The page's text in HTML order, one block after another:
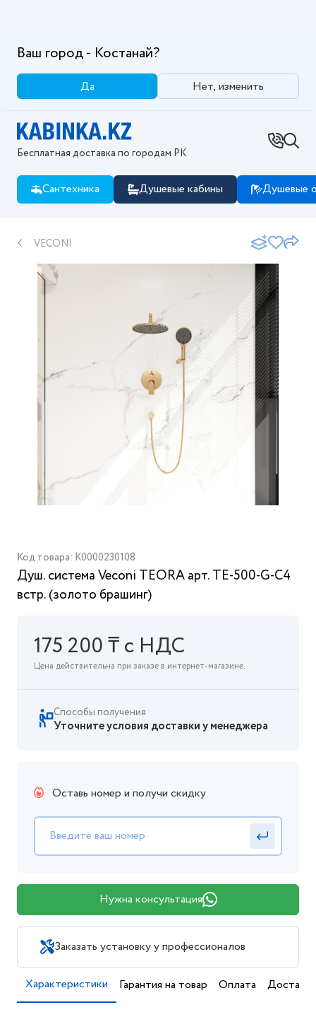
Ваш город - Костанай?
Да Нет, изменить
Бесплатная доставка по городам РК
Сантехника Душевые кабины Душевые
VECONI
Код товара: K0000230108
Душ. cистема Veconi TEORA арт. TE-500-G-C4
встр. (золото брашинг)
175 200 ₸ с НДС
Цена действительна при заказе в интернет-магазине.
Способы получения
Уточните условия доставки у менеджера
Оставь номер и получи скидку
Нужна консультация
Заказать установку у профессионалов
Характеристики Гарантия на товар Оплата Доставка